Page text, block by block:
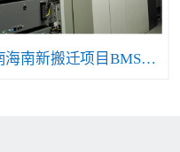
南海南新搬迁项目BMS系统工程